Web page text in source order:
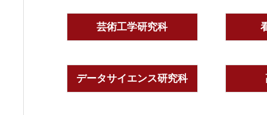
芸術工学研究科
データサイエンス研究科